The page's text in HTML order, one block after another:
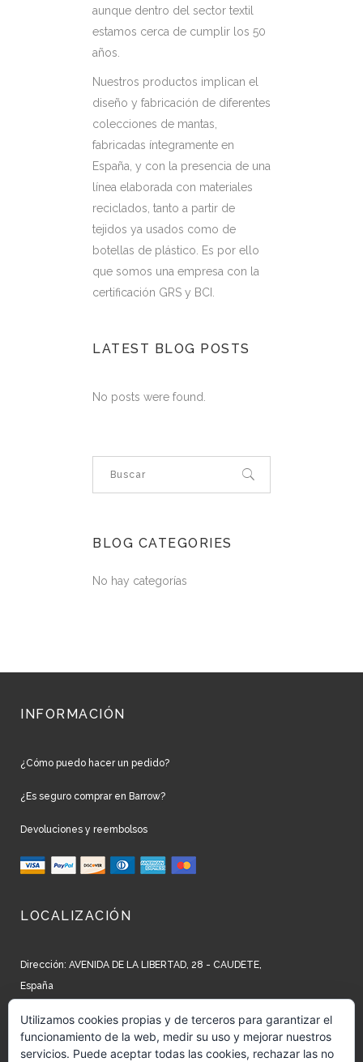
aunque dentro del sector textil
estamos cerca de cumplir los 50
años.
Nuestros productos implican el
diseño y fabricación de diferentes
colecciones de mantas,
fabricadas íntegramente en
España, y con la presencia de una
línea elaborada con materiales
reciclados, tanto a partir de
tejidos ya usados como de
botellas de plástico. Es por ello
que somos una empresa con la
certificación GRS y BCI.
LATEST BLOG POSTS
No posts were found.
BLOG CATEGORIES
No hay categorías
INFORMACIÓN
¿Cómo puedo hacer un pedido?
¿Es seguro comprar en Barrow?
Devoluciones y reembolsos
LOCALIZACIÓN
Dirección: AVENIDA DE LA LIBERTAD, 28 - CAUDETE,
España
Teléfono: +34 965 827 250
Email: info@barrow.es
Utilizamos cookies propias y de terceros para garantizar el
funcionamiento de la web, medir su uso y mejorar nuestros
servicios. Puede aceptar todas las cookies, rechazar las no